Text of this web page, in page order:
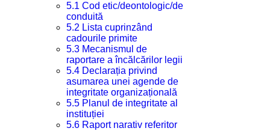
5.1 Cod etic/deontologic/de
conduită
5.2 Lista cuprinzând
cadourile primite
5.3 Mecanismul de
raportare a încălcărilor legii
5.4 Declarația privind
asumarea unei agende de
integritate organizațională
5.5 Planul de integritate al
instituției
5.6 Raport narativ referitor